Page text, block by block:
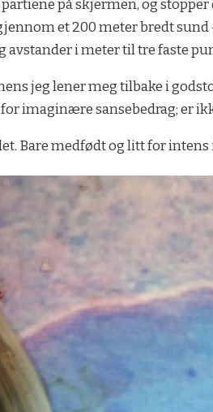
på skjermen, og
et 200 meter bredt
avstander i meter til tre faste
jeg lener meg tilbake i
imaginære sansebedrag; er
Bare medfødt og litt for